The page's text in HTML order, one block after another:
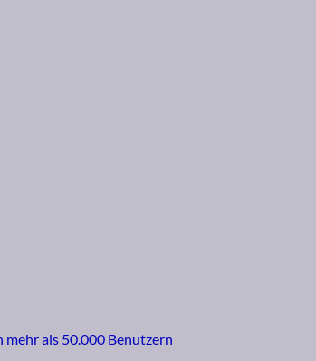
mehr als 50.000 Benutzern